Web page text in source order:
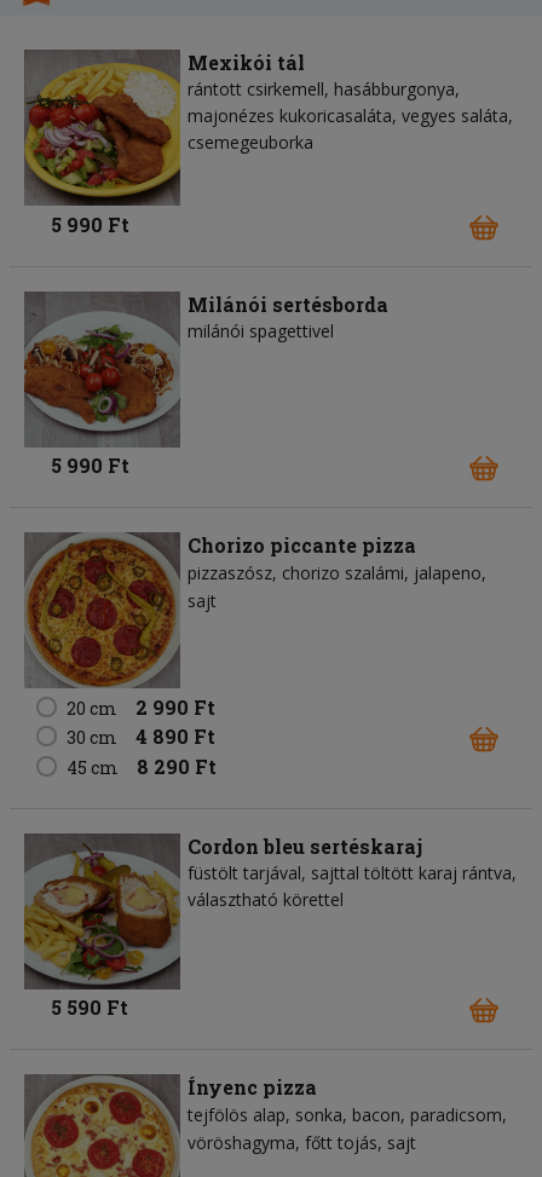
Mexikói tál
rántott csirkemell, hasábburgonya,
majonézes kukoricasaláta, vegyes saláta,
csemegeuborka
5 990 Ft
Milánói sertésborda
milánói spagettivel
5 990 Ft
Chorizo piccante pizza
pizzaszósz chorizo szalámi jalapeno
sajt
20 cm 2 990 Ft
30 cm 4 890 Ft
45 cm 8 290 Ft
Cordon bleu sertéskaraj
füstölt tarjával, sajttal töltött karaj rántva,
választható körettel
5 590 Ft
Ínyenc pizza
tejfölös alap sonka bacon paradicsom
vöröshagyma főtt tojás sajt